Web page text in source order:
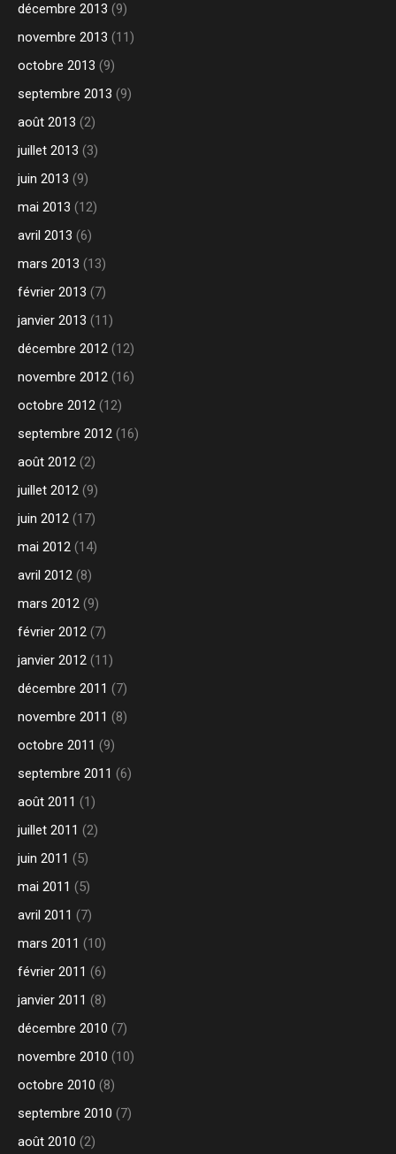
décembre 2013 (9)
novembre 2013 (11)
octobre 2013 (9)
septembre 2013 (9)
août 2013 (2)
juillet 2013 (3)
juin 2013 (9)
mai 2013 (12)
avril 2013 (6)
mars 2013 (13)
février 2013 (7)
janvier 2013 (11)
décembre 2012 (12)
novembre 2012 (16)
octobre 2012 (12)
septembre 2012 (16)
août 2012 (2)
juillet 2012 (9)
juin 2012 (17)
mai 2012 (14)
avril 2012 (8)
mars 2012 (9)
février 2012 (7)
janvier 2012 (11)
décembre 2011 (7)
novembre 2011 (8)
octobre 2011 (9)
septembre 2011 (6)
août 2011 (1)
juillet 2011 (2)
juin 2011 (5)
mai 2011 (5)
avril 2011 (7)
mars 2011 (10)
février 2011 (6)
janvier 2011 (8)
décembre 2010 (7)
novembre 2010 (10)
octobre 2010 (8)
septembre 2010 (7)
août 2010 (2)